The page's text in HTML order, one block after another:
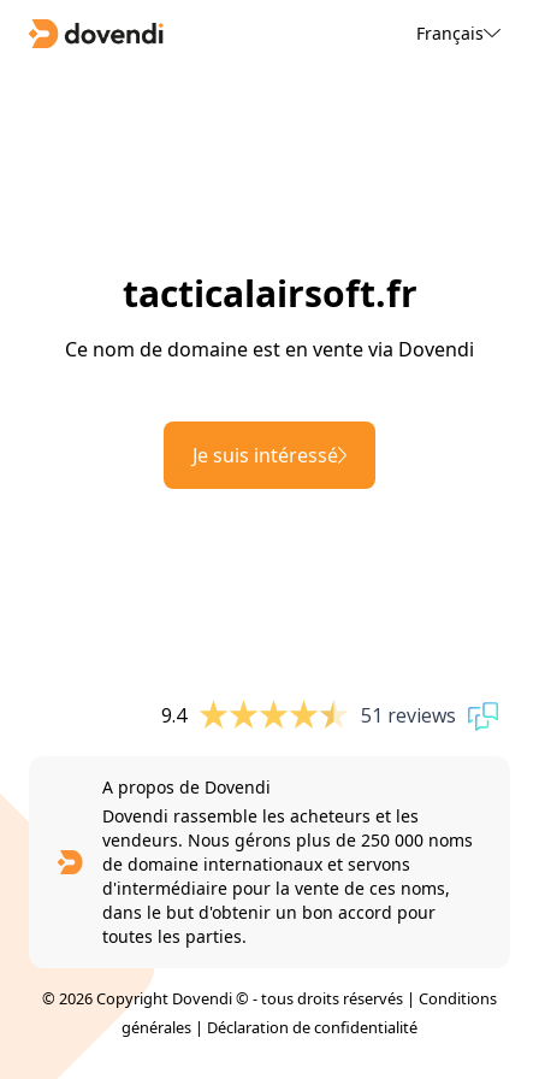
Français
tacticalairsoft.fr
Ce nom de domaine est en vente via Dovendi
Je suis intéressé
9.4 51 reviews
A propos de Dovendi
Dovendi rassemble les acheteurs et les
vendeurs. Nous gérons plus de 250 000 noms
de domaine internationaux et servons
d'intermédiaire pour la vente de ces noms,
dans le but d'obtenir un bon accord pour
toutes les parties.
© 2026 Copyright Dovendi © - tous droits réservés | Conditions
générales | Déclaration de confidentialité